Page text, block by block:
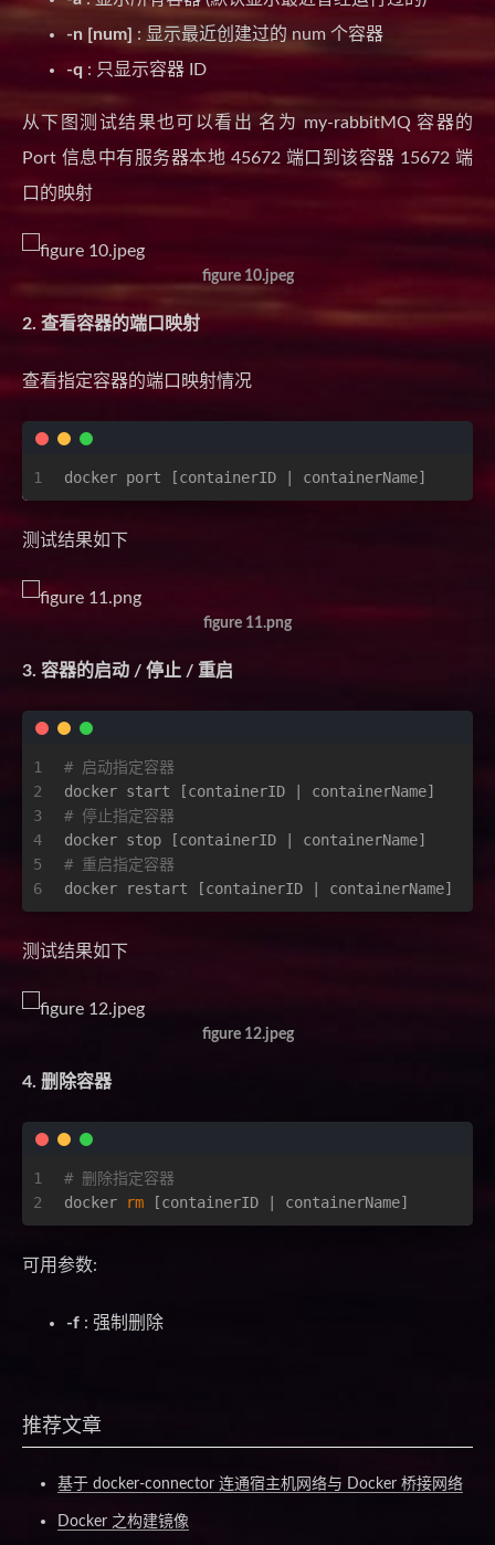
-n [num] : 显示最近创建过的 num 个容器
-q : 只显示容器 ID
从下图测试结果也可以看出 名为 my-rabbitMQ 容器的
Port 信息中有服务器本地 45672 端口到该容器 15672 端
口的映射
figure 10.jpeg
2. 查看容器的端口映射
查看指定容器的端口映射情况
1 docker port [containerID | containerName]
测试结果如下
figure 11.png
3. 容器的启动 / 停止 / 重启
1
2
3
4
5
6
# 启动指定容器
docker start [containerID | containerName]
# 停止指定容器
docker stop [containerID | containerName]
# 重启指定容器
docker restart [containerID | containerName]
测试结果如下
figure 12.jpeg
4. 删除容器
1
2
# 删除指定容器
docker
rm [containerID | containerName]
可用参数:
-f : 强制删除
推荐文章
基于 docker-connector 连通宿主机网络与 Docker 桥接网络
Docker 之构建镜像